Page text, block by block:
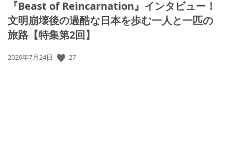
『Beast of Reincarnation』インタビュー！
文明崩壊後の過酷な日本を歩む一人と一匹の
旅路【特集第2回】
公
2026年7月24日 27